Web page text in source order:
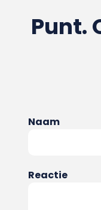
Punt.
Naam
Reactie